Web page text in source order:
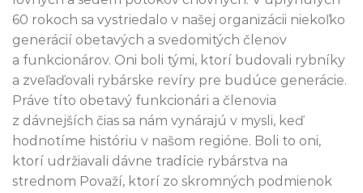
60 rokoch sa vystriedalo v našej organizácii niekoľko
generácií obetavých a svedomitých členov
a funkcionárov. Oni boli tými, ktorí budovali rybníky
a zveľaďovali rybárske revíry pre budúce generácie.
Práve títo obetavý funkcionári a členovia
z dávnejších čias sa nám vynárajú v mysli, keď
hodnotíme históriu v našom regióne. Boli to oni,
ktorí udržiavali dávne tradície rybárstva na
strednom Považí, ktorí zo skromných podmienok